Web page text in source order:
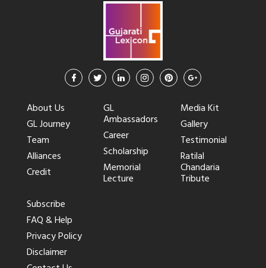
About Us
GL Journey
Team
Alliances
Credit
GL
Ambassadors
Career
Scholarship
Memorial
Lecture
Media Kit
Gallery
Testimonial
Ratilal
Chandaria
Tribute
Subscribe
FAQ & Help
Privacy Policy
Disclaimer